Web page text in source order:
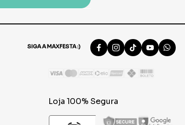
SIGA A MAXFESTA :)
Loja 100% Segura